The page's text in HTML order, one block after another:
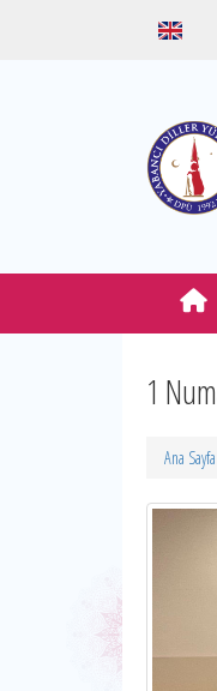
1
Ana Sayfa